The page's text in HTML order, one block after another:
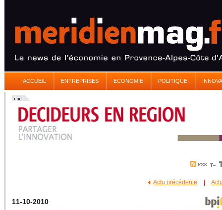
ACCUEIL ENTREPRISES ECONOMIE POLITIQUE
Actu précédente
11-10-2010